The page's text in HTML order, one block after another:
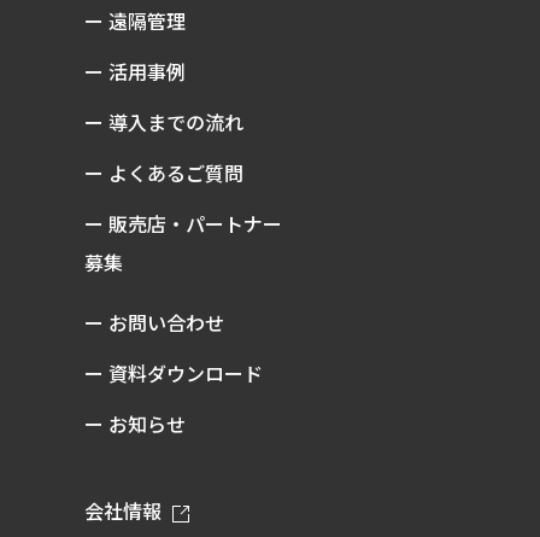
ー 遠隔管理
ー 活用事例
ー 導入までの流れ
ー よくあるご質問
ー 販売店・パートナー
募集
ー お問い合わせ
ー 資料ダウンロード
ー お知らせ
会社情報